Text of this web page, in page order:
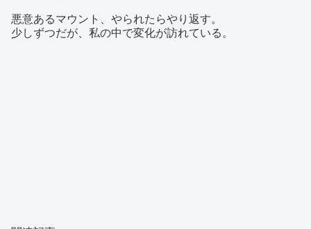
悪意あるマウント、やられたらやり返す。
少しずつだが、私の中で変化が訪れている。